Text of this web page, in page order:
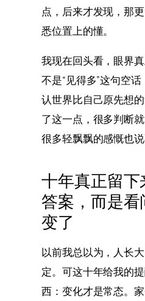
点，后来才发现，那
悉位置上的懂。
我现在回头看，眼界
不是“见得多”这句空
认世界比自己原先想
了这一点，很多判断
很多轻飘飘的感慨也说
十年真正留
答案，而是
变了
以前我总以为，人长
定。可这十年给我的
西：变化才是常态。